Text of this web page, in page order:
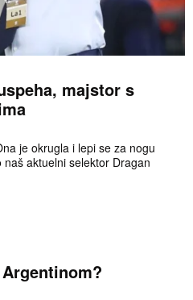
majstor s
je okrugla i lepi se za nogu
aktuelni selektor Dragan